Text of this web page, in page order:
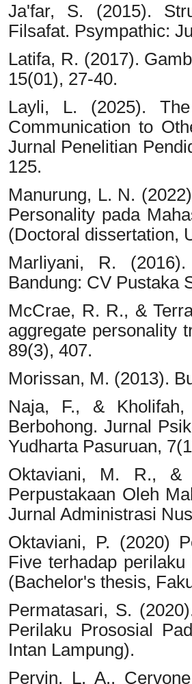
Ja'far, S. (2015).
Filsafat. Psympathic:
Latifa, R. (2017).
15(01), 27-40.
Layli, L. (2025). The
Communication to
Jurnal Penelitian
125.
Manurung, L. N.
Personality pada
(Doctoral dissertation,
Marliyani, R.
Bandung: CV Pustaka
McCrae, R. R., &
aggregate personality
89(3), 407.
Morissan, M. (2013).
Naja, F., &
Berbohong. Jurnal
Yudharta Pasuruan,
Oktaviani, M. R., &
Perpustakaan Oleh
Jurnal Administrasi
Oktaviani, P. (2020)
Five terhadap
(Bachelor's thesis,
Permatasari, S.
Perilaku Prososial
Intan Lampung).
Pervin, L. A.,